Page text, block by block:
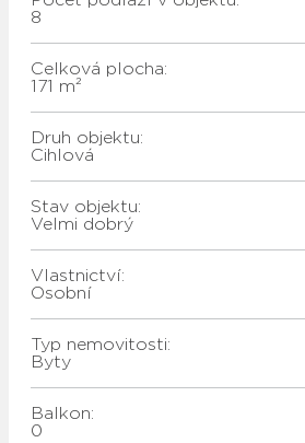
8
Celková plocha:
171 m²
Druh objektu:
Cihlová
Stav objektu:
Velmi dobrý
Vlastnictví:
Osobní
Typ nemovitosti:
Byty
Balkon:
0